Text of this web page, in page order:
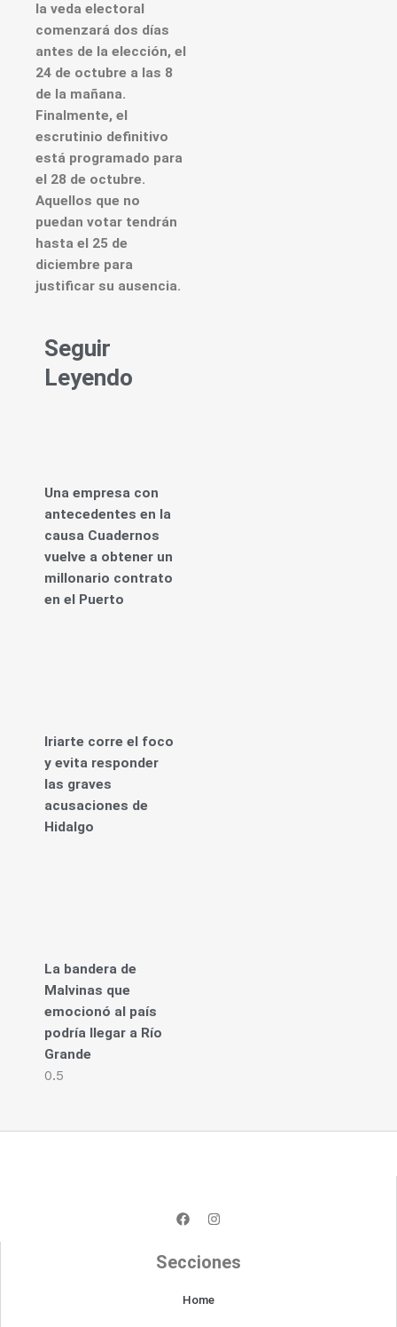
la veda electoral
comenzará dos días
antes de la elección, el
24 de octubre a las 8
de la mañana.
Finalmente, el
escrutinio definitivo
está programado para
el 28 de octubre.
Aquellos que no
puedan votar tendrán
hasta el 25 de
diciembre para
justificar su ausencia.
Seguir
Leyendo
Una empresa con
antecedentes en la
causa Cuadernos
vuelve a obtener un
millonario contrato
en el Puerto
Iriarte corre el foco
y evita responder
las graves
acusaciones de
Hidalgo
La bandera de
Malvinas que
emocionó al país
podría llegar a Río
Grande
F
a
b
k
I
n
a
a
Secciones
Home